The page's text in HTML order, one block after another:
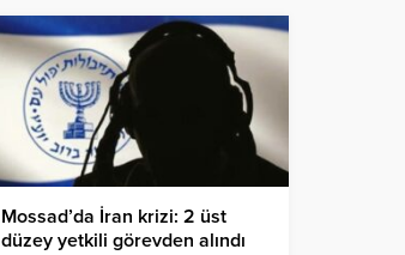
Mossad’da İran krizi: 2 üst
düzey yetkili görevden alındı